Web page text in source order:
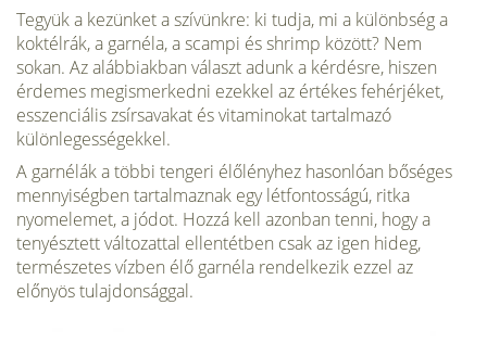
Tegyük a kezünket a szívünkre: ki tudja, mi a különbség a
koktélrák, a garnéla, a scampi és shrimp között? Nem
sokan. Az alábbiakban választ adunk a kérdésre, hiszen
érdemes megismerkedni ezekkel az értékes fehérjéket,
esszenciális zsírsavakat és vitaminokat tar­talmazó
különlegességekkel.
A garnélák a többi tengeri élőlényhez hasonlóan bőséges
mennyiségben tartalmaznak egy létfontosságú, ritka
nyomelemet, a jódot. Hozzá kell azonban tenni, hogy a
tenyésztett változattal ellentétben csak az igen hideg,
természetes vízben élő garnéla rendelkezik ezzel az
előnyös tulajdonsággal.